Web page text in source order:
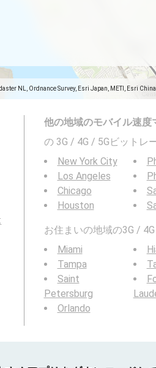
NL, Ordnance Survey, Esri Japan, METI, Esri
他の地域のモバイル速度
の 3G / 4G / 5Gビットレ
New York City
Los Angeles
Chicago
Houston
お住まいの地域の3G /
Miami
Tampa
Saint
Petersburg
Orlando